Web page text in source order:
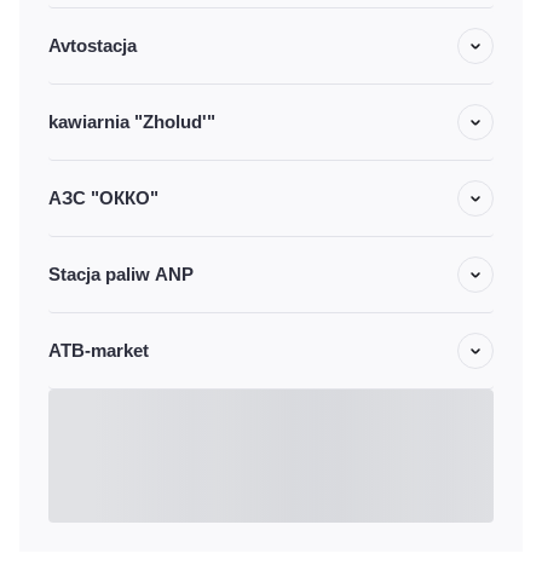
Avtostacja
kawiarnia "Zholud'"
АЗС "ОККО"
Stacja paliw ANP
ATB-market